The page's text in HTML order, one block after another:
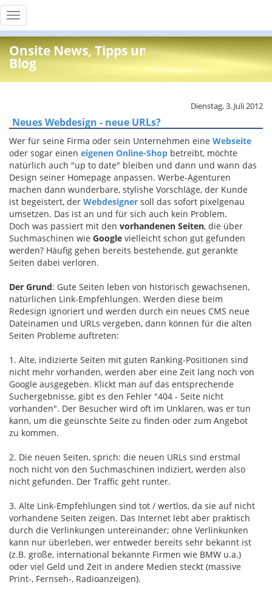
Toggle
navigation
Onsite News, Tipps und Info
Blog
Dienstag, 3. Juli 2012
Neues Webdesign - neue URLs?
Wer für seine Firma oder sein Unternehmen eine Webseite
oder sogar einen eigenen Online-Shop betreibt, möchte
natürlich auch "up to date" bleiben und dann und wann das
Design seiner Homepage anpassen. Werbe-Agenturen
machen dann wunderbare, stylishe Vorschläge, der Kunde
ist begeistert, der Webdesigner soll das sofort pixelgenau
umsetzen. Das ist an und für sich auch kein Problem.
Doch was passiert mit den vorhandenen Seiten, die über
Suchmaschinen wie Google vielleicht schon gut gefunden
werden? Häufig gehen bereits bestehende, gut gerankte
Seiten dabei verloren.
Der Grund: Gute Seiten leben von historisch gewachsenen,
natürlichen Link-Empfehlungen. Werden diese beim
Redesign ignoriert und werden durch ein neues CMS neue
Dateinamen und URLs vergeben, dann können für die alten
Seiten Probleme auftreten:
1. Alte, indizierte Seiten mit guten Ranking-Positionen sind
nicht mehr vorhanden, werden aber eine Zeit lang noch von
Google ausgegeben. Klickt man auf das entsprechende
Suchergebnisse, gibt es den Fehler "404 - Seite nicht
vorhanden". Der Besucher wird oft im Unklaren, was er tun
kann, um die geünschte Seite zu finden oder zum Angebot
zu kommen.
2. Die neuen Seiten, sprich: die neuen URLs sind erstmal
noch nicht von den Suchmaschinen indiziert, werden also
nicht gefunden. Der Traffic geht runter.
3. Alte Link-Empfehlungen sind tot / wertlos, da sie auf nicht
vorhandene Seiten zeigen. Das Internet lebt aber praktisch
durch die Verlinkungen untereinander; ohne Verlinkunken
kann nur überleben, wer entweder bereits sehr bekannt ist
(z.B. große, international bekannte Firmen wie BMW u.a.)
oder viel Geld und Zeit in andere Medien steckt (massive
Print-, Fernseh-, Radioanzeigen).